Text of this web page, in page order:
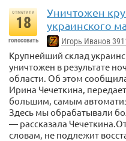
отметили
18
голосовать
Уничтожен
украинского
Игорь Иванов
Крупнейший склад
уничтожен в результате
области. Об этом
Ирина Чечеткина,
большим, самым
Здесь мы обрабатывали
— рассказала
словам, не подлежит